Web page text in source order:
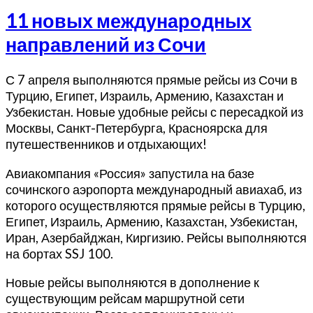
11
новых
международных
из
Сочи
11 новых международных
направлений из Сочи
С 7 апреля выполняются прямые рейсы из Сочи в
Турцию, Египет, Израиль, Армению, Казахстан и
Узбекистан. Новые удобные рейсы с пересадкой из
Москвы, Санкт-Петербурга, Красноярска для
путешественников и отдыхающих!
Авиакомпания «Россия» запустила на базе
сочинского аэропорта международный авиахаб, из
которого осуществляются прямые рейсы в Турцию,
Египет, Израиль, Армению, Казахстан, Узбекистан,
Иран, Азербайджан, Киргизию. Рейсы выполняются
на бортах SSJ 100.
Новые рейсы выполняются в дополнение к
существующим рейсам маршрутной сети